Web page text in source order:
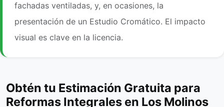
fachadas ventiladas, y, en ocasiones, la
presentación de un Estudio Cromático. El impacto
visual es clave en la licencia.
Obtén tu Estimación Gratuita para
Reformas Integrales en Los Molinos